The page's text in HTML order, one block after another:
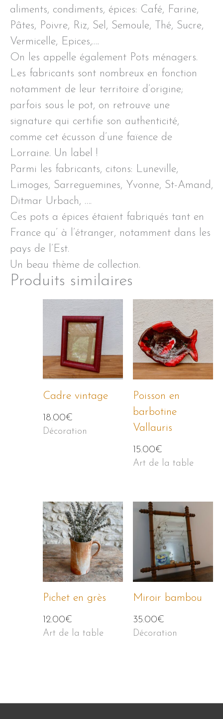
aliments, condiments, épices: Café, Farine,
Pâtes, Poivre, Riz, Sel, Semoule, Thé, Sucre,
Vermicelle, Epices,….
On les appelle également Pots ménagers.
Les fabricants sont nombreux en fonction
notamment de leur territoire d’origine;
parfois sous le pot, on retrouve une
signature qui certifie son authenticité,
comme cet écusson d’une faïence de
Lorraine. Un label !
Parmi les fabricants, citons: Luneville,
Limoges, Sarreguemines, Yvonne, St-Amand,
Ditmar Urbach, ….
Ces pots a épices étaient fabriqués tant en
France qu’ à l’étranger, notamment dans les
pays de l’Est.
Un beau thème de collection.
Produits similaires
Cadre vintage
18.00€
Décoration
Poisson en
barbotine
Vallauris
15.00€
Art de la table
Pichet en grès
12.00€
Art de la table
Miroir bambou
35.00€
Décoration